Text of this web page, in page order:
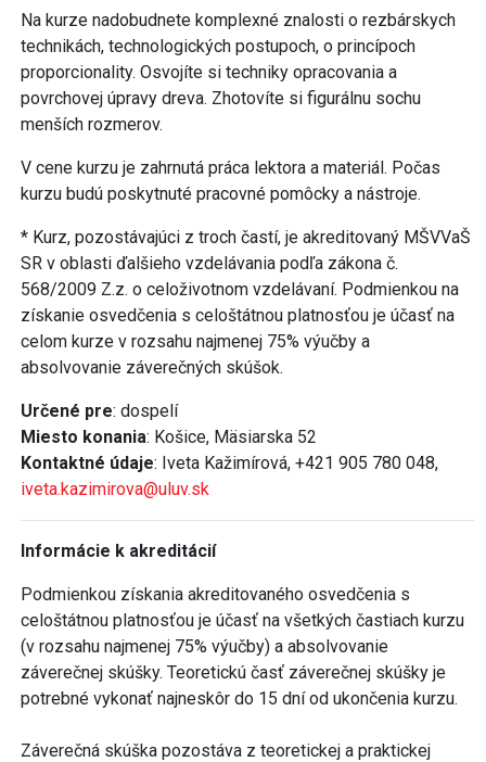
Na kurze nadobudnete komplexné znalosti o rezbárskych
technikách, technologických postupoch, o princípoch
proporcionality. Osvojíte si techniky opracovania a
povrchovej úpravy dreva. Zhotovíte si figurálnu sochu
menších rozmerov.
V cene kurzu je zahrnutá práca lektora a materiál. Počas
kurzu budú poskytnuté pracovné pomôcky a nástroje.
* Kurz, pozostávajúci z troch častí, je akreditovaný MŠVVaŠ
SR v oblasti ďalšieho vzdelávania podľa zákona č.
568/2009 Z.z. o celoživotnom vzdelávaní. Podmienkou na
získanie osvedčenia s celoštátnou platnosťou je účasť na
celom kurze v rozsahu najmenej 75% výučby a
absolvovanie záverečných skúšok.
Určené pre: dospelí
Miesto konania: Košice, Mäsiarska 52
Kontaktné údaje: Iveta Kažimírová, +421 905 780 048,
iveta.kazimirova@uluv.sk
Informácie k akreditácií
Podmienkou získania akreditovaného osvedčenia s
celoštátnou platnosťou je účasť na všetkých častiach kurzu
(v rozsahu najmenej 75% výučby) a absolvovanie
záverečnej skúšky. Teoretickú časť záverečnej skúšky je
potrebné vykonať najneskôr do 15 dní od ukončenia kurzu.
Záverečná skúška pozostáva z teoretickej a praktickej